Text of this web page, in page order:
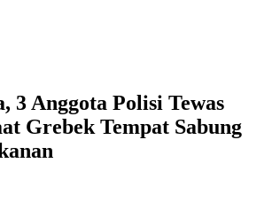
3 Anggota Polisi Tewas
Grebek Tempat Sabung